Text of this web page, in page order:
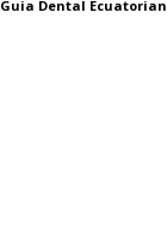
Guia Dental